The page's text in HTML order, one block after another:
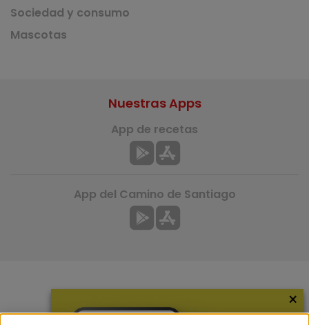
Sociedad y consumo
Mascotas
Nuestras Apps
App de recetas
App del Camino de Santiago
×